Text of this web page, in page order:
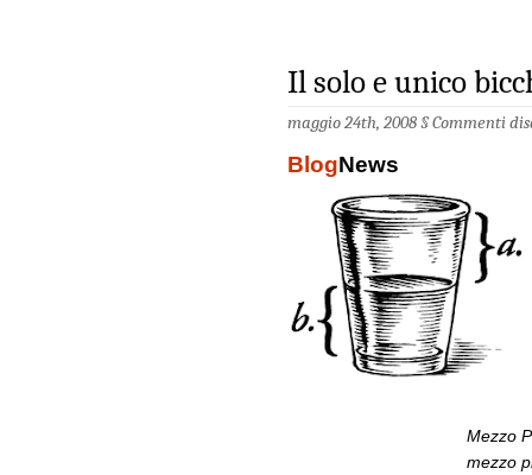
Il solo e unico
maggio 24th, 2008 §Commenti
BlogNews
Mezzo
mezzo